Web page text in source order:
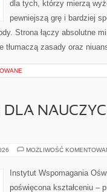
dla tych, którzy mierzą
pewniejszą grę i bardziej
Strona łączy absolutne
tłumaczą zasady oraz
DLA
MOŻLIWOŚĆ
Instytut Wspomagania
poświęcona kształceniu –